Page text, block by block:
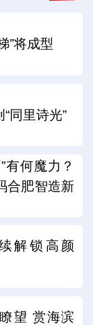
”将成型
同里诗光”
有何魔力？
合肥智造新
解锁高颜
望 赏海滨